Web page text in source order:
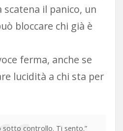
scatena il panico, un
bloccare chi già è
ferma, anche se
lucidità a chi sta per
sotto controllo. Ti sento.”